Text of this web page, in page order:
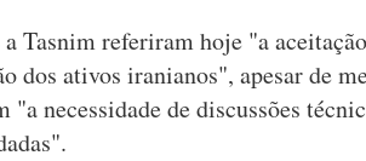
Tasnim referiram hoje "a
dos ativos iranianos", apesar de
"a necessidade de discussões